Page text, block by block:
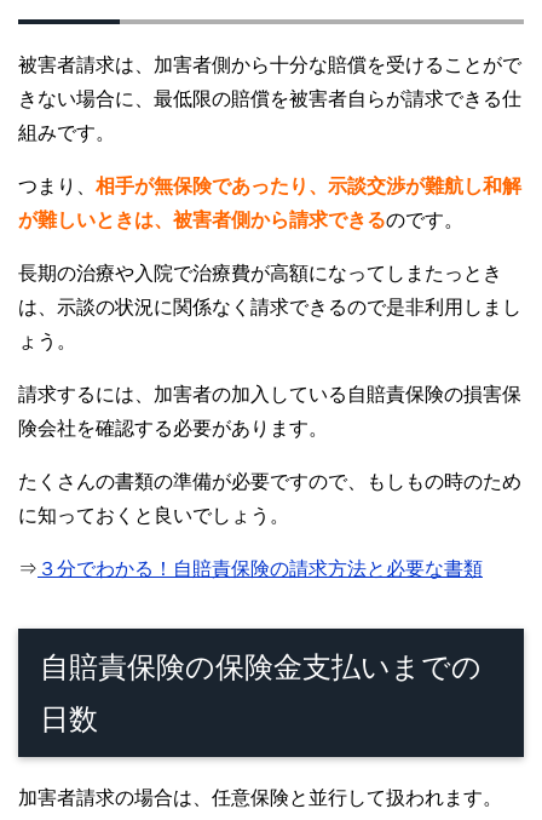
被害者請求は、加害者側から十分な賠償を受けることがで
きない場合に、最低限の賠償を被害者自らが請求できる仕
組みです。
つまり、 相手が無保険であったり、示談交渉が難航し和解
が難しいときは、被害者側から請求できるのです。
長期の治療や入院で治療費が高額になってしまたっとき
は、示談の状況に関係なく請求できるので是非利用しまし
ょう。
請求するには、加害者の加入している自賠責保険の損害保
険会社を確認する必要があります。
たくさんの書類の準備が必要ですので、もしもの時のため
に知っておくと良いでしょう。
⇒ ３分でわかる！自賠責保険の請求方法と必要な書類
自賠責保険の保険金支払いまでの
日数
加害者請求の場合は、任意保険と並行して扱われます。